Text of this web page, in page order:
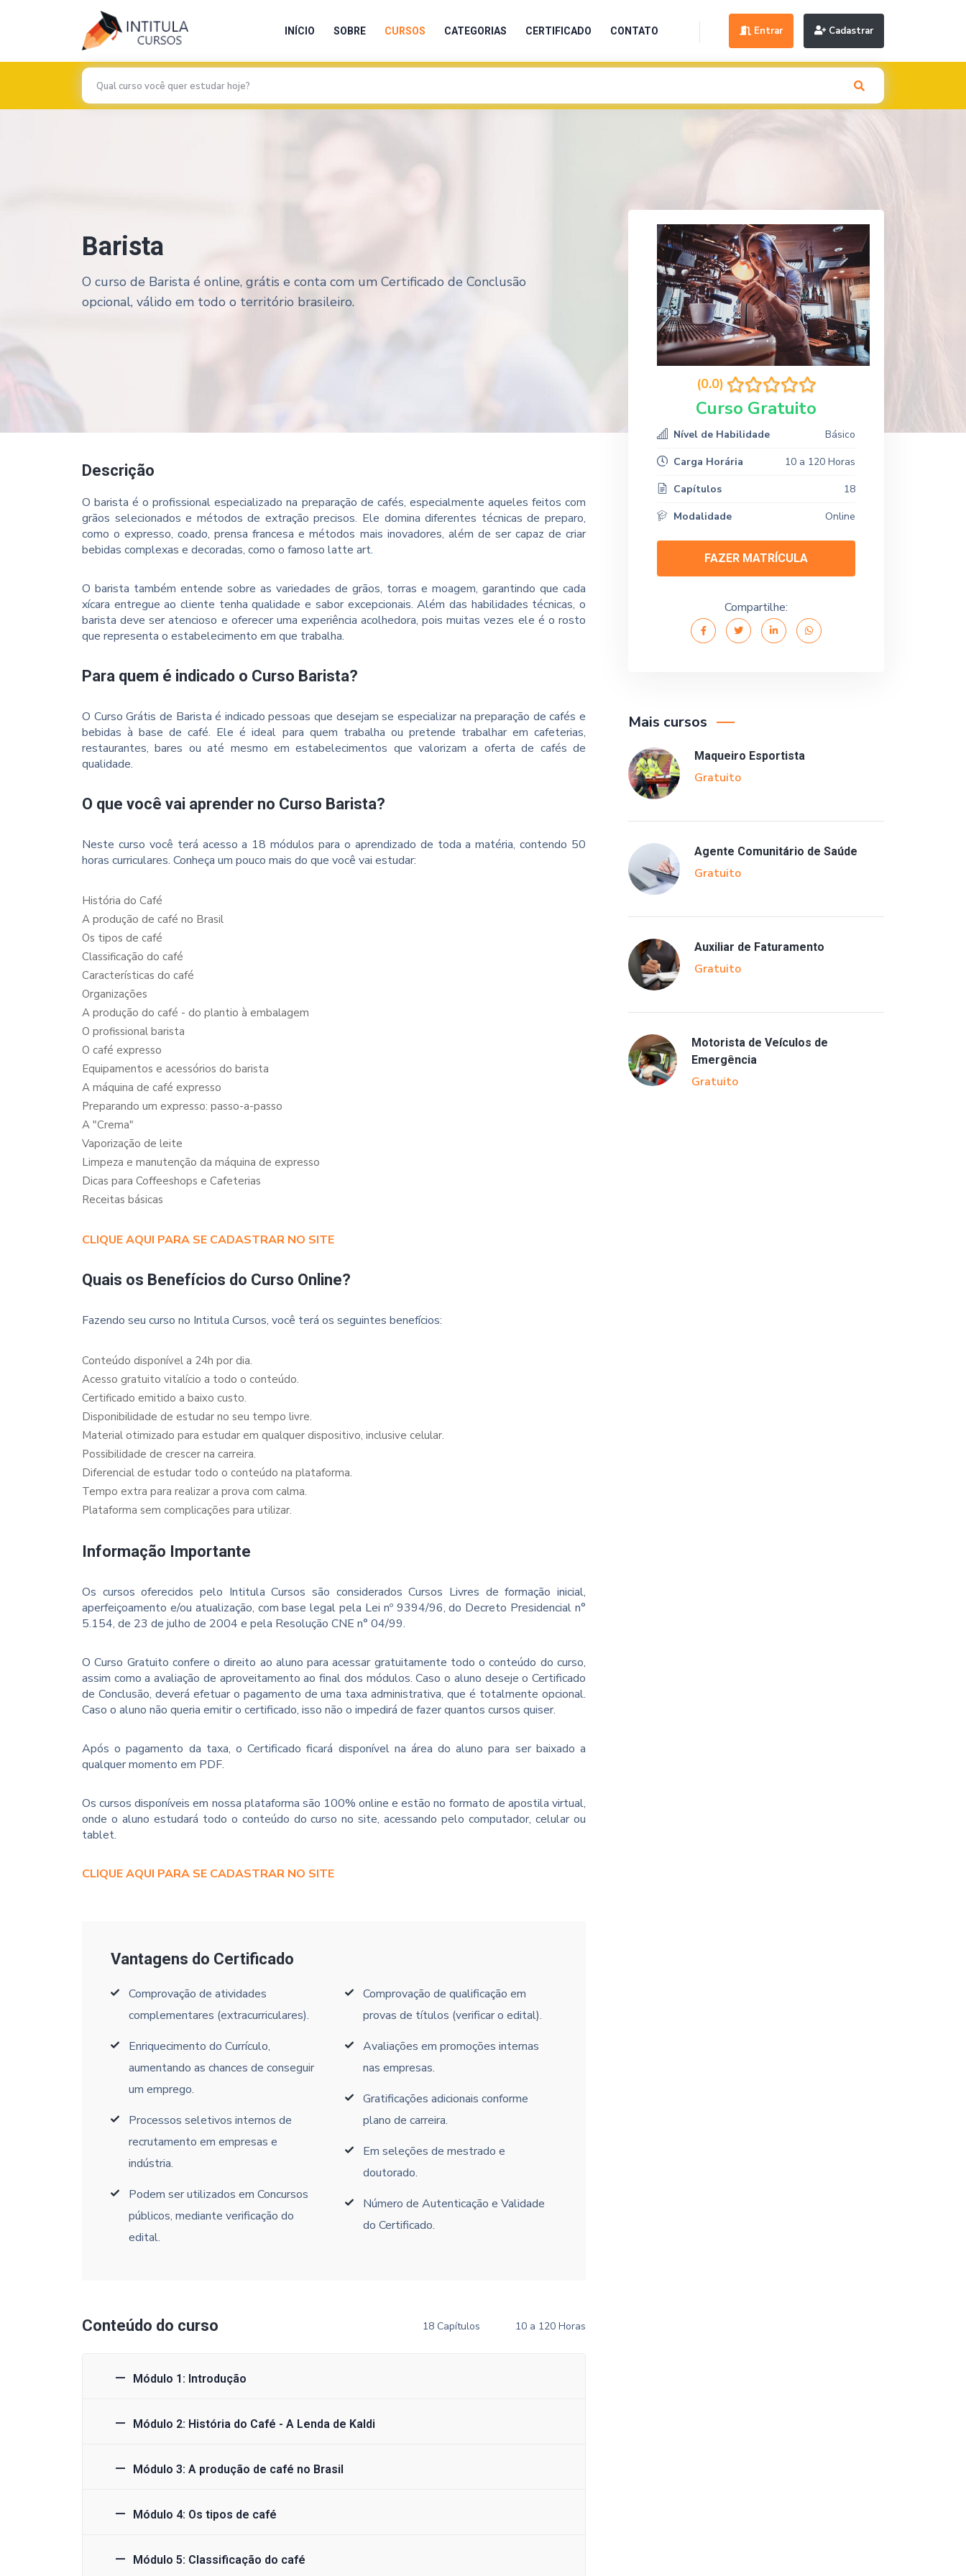
INÍCIO SOBRE CURSOS CATEGORIAS CERTIFICADO CONTATO Entrar Cadastrar
Barista
O curso de Barista é online, grátis e conta com um Certificado de Conclusão
opcional, válido em todo o território brasileiro.
Descrição
O barista é o profissional especializado na preparação de cafés, especialmente aqueles feitos com
grãos selecionados e métodos de extração precisos. Ele domina diferentes técnicas de preparo,
como o expresso, coado, prensa francesa e métodos mais inovadores, além de ser capaz de criar
bebidas complexas e decoradas, como o famoso latte art.
O barista também entende sobre as variedades de grãos, torras e moagem, garantindo que cada
xícara entregue ao cliente tenha qualidade e sabor excepcionais. Além das habilidades técnicas, o
barista deve ser atencioso e oferecer uma experiência acolhedora, pois muitas vezes ele é o rosto
que representa o estabelecimento em que trabalha.
Para quem é indicado o Curso Barista?
O Curso Grátis de Barista é indicado pessoas que desejam se especializar na preparação de cafés e
bebidas à base de café. Ele é ideal para quem trabalha ou pretende trabalhar em cafeterias,
restaurantes, bares ou até mesmo em estabelecimentos que valorizam a oferta de cafés de
qualidade.
O que você vai aprender no Curso Barista?
Neste curso você terá acesso a 18 módulos para o aprendizado de toda a matéria, contendo 50
horas curriculares. Conheça um pouco mais do que você vai estudar:
História do Café
A produção de café no Brasil
Os tipos de café
Classificação do café
Características do café
Organizações
A produção do café - do plantio à embalagem
O profissional barista
O café expresso
Equipamentos e acessórios do barista
A máquina de café expresso
Preparando um expresso: passo-a-passo
A "Crema"
Vaporização de leite
Limpeza e manutenção da máquina de expresso
Dicas para Coffeeshops e Cafeterias
Receitas básicas
CLIQUE AQUI PARA SE CADASTRAR NO SITE
Quais os Benefícios do Curso Online?
Fazendo seu curso no Intitula Cursos, você terá os seguintes benefícios:
Conteúdo disponível a 24h por dia.
Acesso gratuito vitalício a todo o conteúdo.
Certificado emitido a baixo custo.
Disponibilidade de estudar no seu tempo livre.
Material otimizado para estudar em qualquer dispositivo, inclusive celular.
Possibilidade de crescer na carreira.
Diferencial de estudar todo o conteúdo na plataforma.
Tempo extra para realizar a prova com calma.
Plataforma sem complicações para utilizar.
Informação Importante
Os cursos oferecidos pelo Intitula Cursos são considerados Cursos Livres de formação inicial,
aperfeiçoamento e/ou atualização, com base legal pela Lei nº 9394/96, do Decreto Presidencial n°
5.154, de 23 de julho de 2004 e pela Resolução CNE n° 04/99.
O Curso Gratuito confere o direito ao aluno para acessar gratuitamente todo o conteúdo do curso,
assim como a avaliação de aproveitamento ao final dos módulos. Caso o aluno deseje o Certificado
de Conclusão, deverá efetuar o pagamento de uma taxa administrativa, que é totalmente opcional.
Caso o aluno não queria emitir o certificado, isso não o impedirá de fazer quantos cursos quiser.
Após o pagamento da taxa, o Certificado ficará disponível na área do aluno para ser baixado a
qualquer momento em PDF.
Os cursos disponíveis em nossa plataforma são 100% online e estão no formato de apostila virtual,
onde o aluno estudará todo o conteúdo do curso no site, acessando pelo computador, celular ou
tablet.
CLIQUE AQUI PARA SE CADASTRAR NO SITE
Vantagens do Certificado
Comprovação de atividades
complementares (extracurriculares).
Enriquecimento do Currículo,
aumentando as chances de conseguir
um emprego.
Processos seletivos internos de
recrutamento em empresas e
indústria.
Podem ser utilizados em Concursos
públicos, mediante verificação do
edital.
Comprovação de qualificação em
provas de títulos (verificar o edital).
Avaliações em promoções internas
nas empresas.
Gratificações adicionais conforme
plano de carreira.
Em seleções de mestrado e
doutorado.
Número de Autenticação e Validade
do Certificado.
Conteúdo do curso 18 Capítulos 10 a 120 Horas
Módulo 1: Introdução
Módulo 2: História do Café - A Lenda de Kaldi
Módulo 3: A produção de café no Brasil
Módulo 4: Os tipos de café
Módulo 5: Classificação do café
(0.0)
Curso Gratuito
Nível de Habilidade
Básico
Carga Horária
10 a 120 Horas
Capítulos
18
Modalidade
Online
FAZER MATRÍCULA
Compartilhe:
Mais cursos
Maqueiro Esportista
Gratuito
Agente Comunitário de Saúde
Gratuito
Auxiliar de Faturamento
Gratuito
Motorista de Veículos de
Emergência
Gratuito